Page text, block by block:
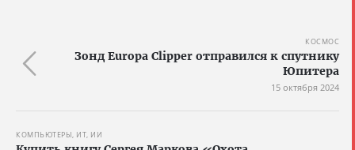
КОСМОС
Зонд Europa Clipper отправился к спутнику
Юпитера
15 октября 2024
КОМПЬЮТЕРЫ, ИТ, ИИ